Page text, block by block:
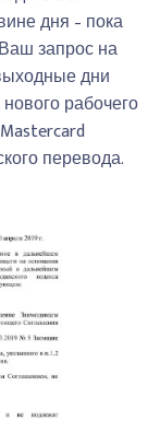
дня – пока
запрос на
дни
рабочего
перевода.